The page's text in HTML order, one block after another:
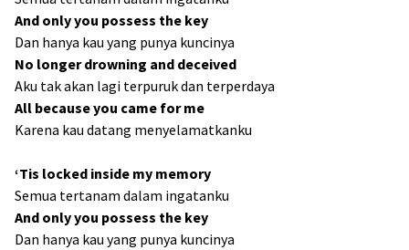
And only you possess the key
Dan hanya kau yang punya kuncinya
No longer drowning and deceived
Aku tak akan lagi terpuruk dan terperdaya
All because you came for me
Karena kau datang menyelamatkanku
‘Tis locked inside my memory
Semua tertanam dalam ingatanku
And only you possess the key
Dan hanya kau yang punya kuncinya